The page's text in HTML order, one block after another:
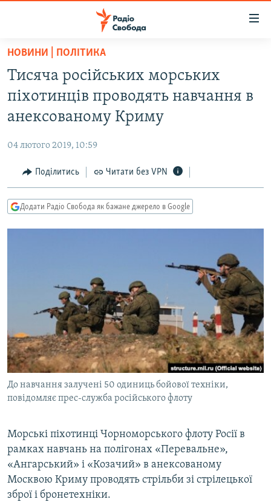
Перейти
основного
матеріалу
до
основної
Перейти
до
пошуку
ВСЕ ЗА ДОБУ
СУСПІЛЬСТВО
РОСІЙСЬКА «ФІЛЬТРАЦІЯ»
ДОНБАС.РЕАЛІЇ
ТИ ЯК?
МУЛЬТИМЕДІА
СПЕЦПРОЄКТИ
ПОДКАСТИ
КРИМ РЕАЛІЇ
РУС
КТАТ
ДОЛУЧАЙСЯ!
НОВИНИ | ПОЛІТИКА
Тисяча російських морських
піхотинців проводять навчання в
анексованому Криму
04 лютого 2019, 10:59
Поділитись Читати без VPN
Додати Радіо Свобода як бажане джерело в Google
До навчання залучені 50 одиниць бойової техніки,
повідомляє прес-служба російського флоту
Морські піхотинці Чорноморського флоту Росії в
рамках навчань на полігонах «Перевальне»,
«Ангарський» і «Козачий» в анексованому
Москвою Криму проводять стрільби зі стрілецької
зброї і бронетехніки.